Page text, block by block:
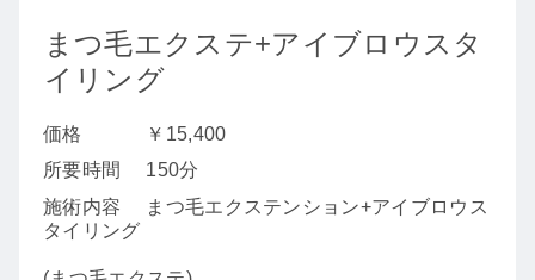
まつ毛エクステ+アイブロウスタ
イリング
価格
￥15,400
所要時間
150分
施術内容
まつ毛エクステンション+アイブロウス
タイリング